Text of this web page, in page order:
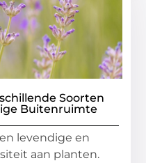
Soorten
Buitenruimte
levendige en
aan planten.